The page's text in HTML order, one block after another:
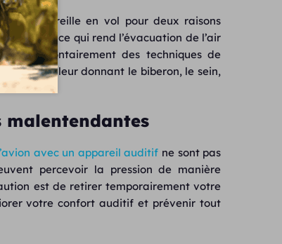
d’oreille en vol pour deux raisons
étroite, ce qui rend l’évacuation de l’air
volontairement des techniques de
en leur donnant le biberon, le sein,
malentendantes
avec un appareil auditif ne sont pas
percevoir la pression de manière
est de retirer temporairement votre
votre confort auditif et prévenir tout